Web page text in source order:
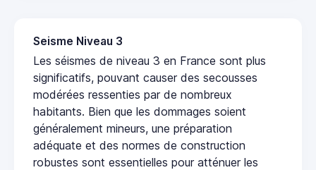
Seisme Niveau 3
Les séismes de niveau 3 en France sont plus
significatifs, pouvant causer des secousses
modérées ressenties par de nombreux
habitants. Bien que les dommages soient
généralement mineurs, une préparation
adéquate et des normes de construction
robustes sont essentielles pour atténuer les